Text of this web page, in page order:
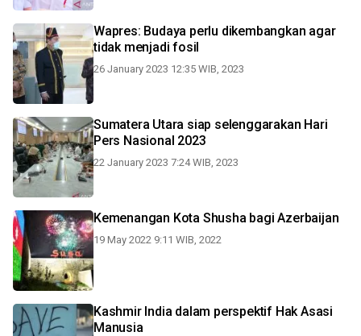
Wapres: Budaya perlu dikembangkan agar
tidak menjadi fosil
26 January 2023 12:35 WIB, 2023
Sumatera Utara siap selenggarakan Hari
Pers Nasional 2023
22 January 2023 7:24 WIB, 2023
Kemenangan Kota Shusha bagi Azerbaijan
19 May 2022 9:11 WIB, 2022
Kashmir India dalam perspektif Hak Asasi
Manusia